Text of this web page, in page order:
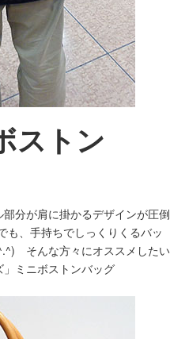
ストン
分が肩に掛かるデザインが圧倒
、手持ちでしっくりくるバッ
そんな方々にオススメしたい
ミニボストンバッグ